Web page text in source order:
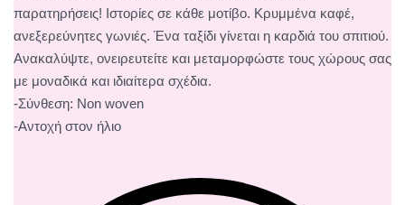
παρατηρήσεις! Ιστορίες σε κάθε μοτίβο. Κρυμμένα καφέ,
ανεξερεύνητες γωνιές. Ένα ταξίδι γίνεται η καρδιά του σπιτιού.
Ανακαλύψτε, ονειρευτείτε και μεταμορφώστε τους χώρους σας
με μοναδικά και ιδιαίτερα σχέδια.
-Σύνθεση: Non woven
-Αντοχή στον ήλιο